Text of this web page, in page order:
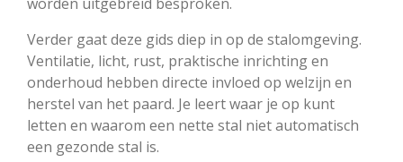
Verder gaat deze gids diep in op de stalomgeving.
Ventilatie, licht, rust, praktische inrichting en
onderhoud hebben directe invloed op welzijn en
herstel van het paard. Je leert waar je op kunt
letten en waarom een nette stal niet automatisch
een gezonde stal is.